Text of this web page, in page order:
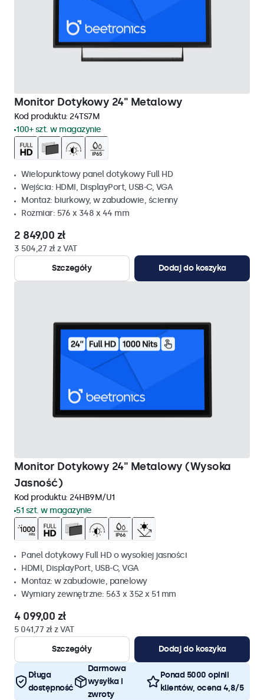
Monitor Dotykowy 24" Metalowy
Kod produktu: 24TS7M
100+ szt. w magazynie
Wielopunktowy panel dotykowy Full HD
Wejścia: HDMI, DisplayPort, USB-C, VGA
Montaż: biurkowy, w zabudowie, ścienny
Rozmiar: 576 x 348 x 44 mm
2 849,00 zł
3 504,27 zł z VAT
Szczegóły
Dodaj do koszyka
Monitor Dotykowy 24" Metalowy (Wysoka
Jasność)
Kod produktu: 24HB9M/U1
51 szt. w magazynie
Panel dotykowy Full HD o wysokiej jasności
HDMI, DisplayPort, USB-C, VGA
Montaz: w zabudowie, panelowy
Wymiary zewnętrzne: 563 x 352 x 51 mm
4 099,00 zł
5 041,77 zł z VAT
Szczegóły
Dodaj do koszyka
Długa
dostępność
Darmowa
wysyłka i
zwroty
Ponad 5000 opinii
klientów, ocena 4,8/5